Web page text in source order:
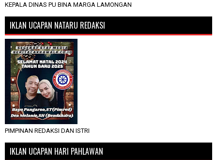
KEPALA DINAS PU BINA MARGA LAMONGAN
IKLAN UCAPAN NATARU REDAKSI
PIMPINAN REDAKSI DAN ISTRI
IKLAN UCAPAN HARI PAHLAWAN